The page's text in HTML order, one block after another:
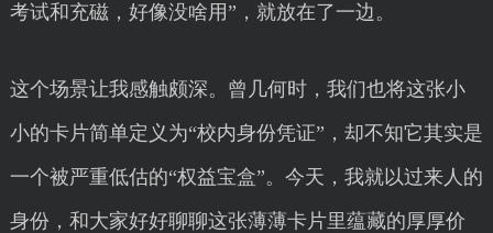
考试和充磁，好像没啥用”，就放在了一边。
这个场景让我感触颇深。曾几何时，我们也将这张小
小的卡片简单定义为“校内身份凭证”，却不知它其实是
一个被严重低估的“权益宝盒”。今天，我就以过来人的
身份，和大家好好聊聊这张薄薄卡片里蕴藏的厚厚价